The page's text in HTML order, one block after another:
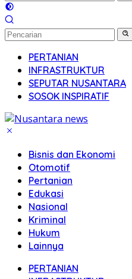
PERTANIAN
INFRASTRUKTUR
SEPUTAR NUSANTARA
SOSOK INSPIRATIF
Bisnis dan Ekonomi
Otomotif
Pertanian
Edukasi
Nasional
Kriminal
Hukum
Lainnya
PERTANIAN